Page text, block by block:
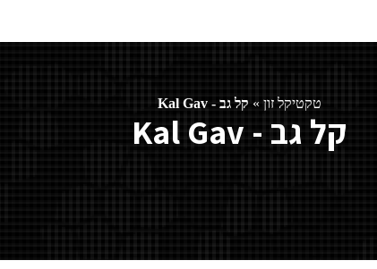
טקטיקל זון » קל גב - Kal Gav
קל גב - Kal Gav